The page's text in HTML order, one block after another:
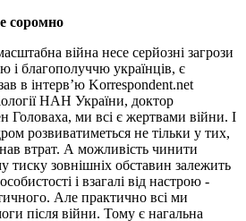
соромно
війна несе серйозні загрози
і благополуччю українців, є
в інтерв’ю Korrespondent.net
НАН України, доктор
Головаха, ми всі є жертвами війни. І
розвиватиметься не тільки у тих,
втрат. А можливість чинити
зовнішніх обставин залежить
і взагалі від настрою -
Але практично всі ми
після війни. Тому є нагальна